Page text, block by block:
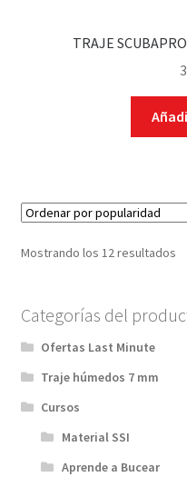
TRAJE
Mostrando los 12 resultados
Categorías del
Ofertas Last Minute
Traje húmedos 7 mm
Cursos
Material SSI
Aprende a Bucear